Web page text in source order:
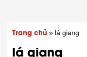
Trang chủ » lá giang
lá giang